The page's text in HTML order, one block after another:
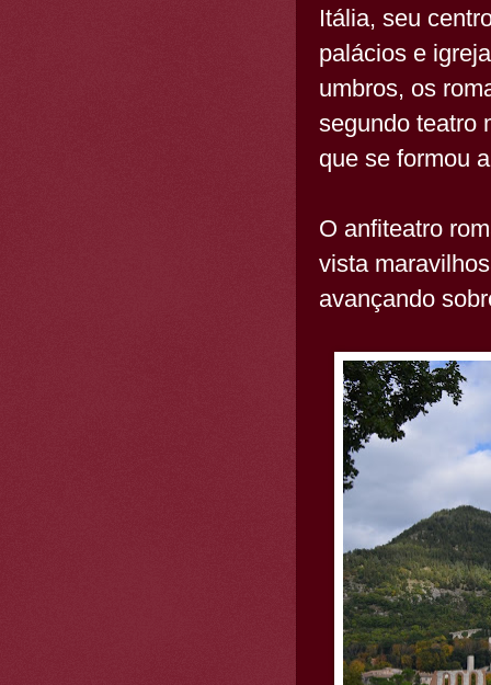
Itália, seu
palácios e
umbros, os
segundo teatro
que se formou
O anfiteatro
vista
avançando